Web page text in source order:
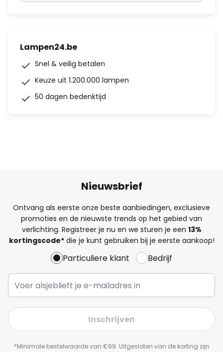
Lampen24.be
Snel & veilig betalen
Keuze uit 1.200.000 lampen
50 dagen bedenktijd
Nieuwsbrief
Ontvang als eerste onze beste aanbiedingen, exclusieve
promoties en de nieuwste trends op het gebied van
verlichting. Registreer je nu en we sturen je een 13%
kortingscode*die je kunt gebruiken bij je eerste aankoop!
Particuliere klant Bedrijf
Inschrijven
*Minimale bestelwaarde van €99. Uitgesloten van de korting zijn